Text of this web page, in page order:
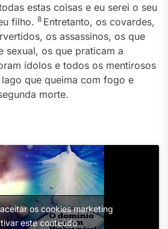
estas coisas e eu serei o seu
filho. 8 Entretanto, os covardes,
os assassinos, os que
sexual, os que praticam a
ídolos e todos os mentirosos
que queima com fogo e
morte.
os cookies marketing
este conteúdo